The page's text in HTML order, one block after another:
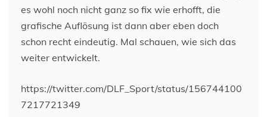
es wohl noch nicht ganz so fix wie erhofft, die
grafische Auflösung ist dann aber eben doch
schon recht eindeutig. Mal schauen, wie sich das
weiter entwickelt.
https://twitter.com/DLF_Sport/status/156744100
7217721349